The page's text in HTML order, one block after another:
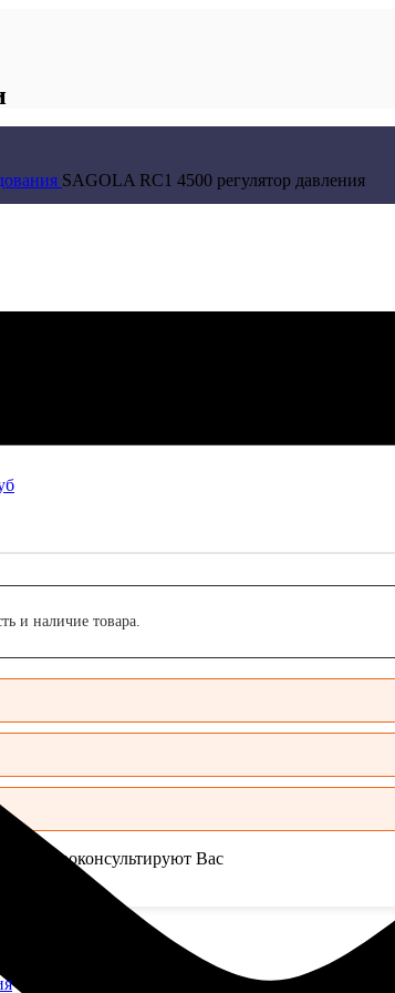
SAGOLA RC1 4500 регулятор давления
и наличие товара.
проконсультируют Вас